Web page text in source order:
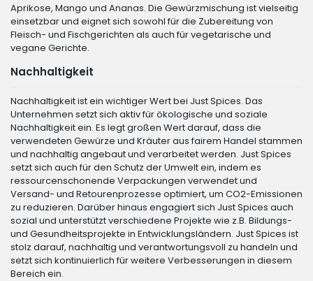
Aprikose, Mango und Ananas. Die Gewürzmischung ist vielseitig
einsetzbar und eignet sich sowohl für die Zubereitung von
Fleisch- und Fischgerichten als auch für vegetarische und
vegane Gerichte.
Nachhaltigkeit
Nachhaltigkeit ist ein wichtiger Wert bei Just Spices. Das
Unternehmen setzt sich aktiv für ökologische und soziale
Nachhaltigkeit ein. Es legt großen Wert darauf, dass die
verwendeten Gewürze und Kräuter aus fairem Handel stammen
und nachhaltig angebaut und verarbeitet werden. Just Spices
setzt sich auch für den Schutz der Umwelt ein, indem es
ressourcenschonende Verpackungen verwendet und
Versand- und Retourenprozesse optimiert, um CO2-Emissionen
zu reduzieren. Darüber hinaus engagiert sich Just Spices auch
sozial und unterstützt verschiedene Projekte wie z.B. Bildungs-
und Gesundheitsprojekte in Entwicklungsländern. Just Spices ist
stolz darauf, nachhaltig und verantwortungsvoll zu handeln und
setzt sich kontinuierlich für weitere Verbesserungen in diesem
Bereich ein.